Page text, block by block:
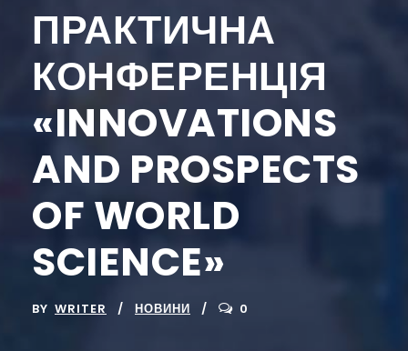
ПРАКТИЧНА
КОНФЕРЕНЦІЯ
«INNOVATIONS
AND PROSPECTS
OF WORLD
SCIENCE»
BY WRITER НОВИНИ 0